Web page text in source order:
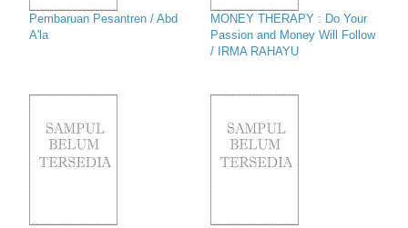
Pembaruan Pesantren / Abd
A'la
MONEY THERAPY : Do Your
Passion and Money Will Follow
/ IRMA RAHAYU